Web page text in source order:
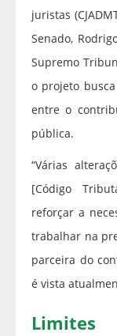
juristas
Senado,
Supremo
o projeto
entre o
pública.
“Várias
[Código
reforçar a
trabalhar na
parceira do
é vista
Limites